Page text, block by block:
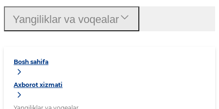
Bosh sahifa
Axborot xizmati
Yangiliklar va voqealar